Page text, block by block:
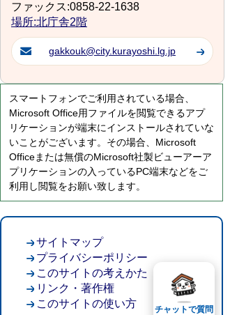
ファックス:0858-22-1638
場所:北庁舎2階
gakkouk@city.kurayoshi.lg.jp
スマートフォンでご利用されている場合、
Microsoft Office用ファイルを閲覧できるアプ
リケーションが端末にインストールされていな
いことがございます。その場合、Microsoft
Officeまたは無償のMicrosoft社製ビューアーア
プリケーションの入っているPC端末などをご
利用し閲覧をお願い致します。
サイトマップ
プライバシーポリシー
このサイトの考えかた
リンク・著作権
このサイトの使い方
チャットで質問